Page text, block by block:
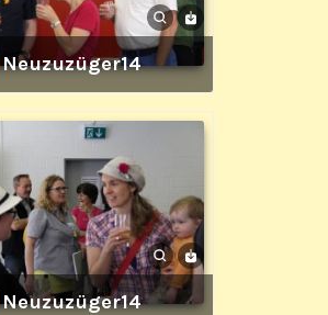
Neuzuzüger14
Neuzuzüger14